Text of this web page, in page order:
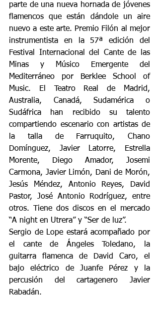
parte de una nueva hornada de jóvenes
flamencos que están dándole un aire
nuevo a este arte. Premio Filón al mejor
instrumentista en la 57ª edición del
Festival Internacional del Cante de las
Minas y Músico Emergente del
Mediterráneo por Berklee School of
Music. El Teatro Real de Madrid,
Australia, Canadá, Sudamérica o
Sudáfrica han recibido su talento
compartiendo escenario con artistas de
la talla de Farruquito, Chano
Domínguez, Javier Latorre, Estrella
Morente, Diego Amador, Josemi
Carmona, Javier Limón, Dani de Morón,
Jesús Méndez, Antonio Reyes, David
Pastor, José Antonio Rodríguez, entre
otros. Tiene dos discos en el mercado
“A night en Utrera” y “Ser de luz”.
Sergio de Lope estará acompañado por
el cante de Ángeles Toledano, la
guitarra flamenca de David Caro, el
bajo eléctrico de Juanfe Pérez y la
percusión del cartagenero Javier
Rabadán.